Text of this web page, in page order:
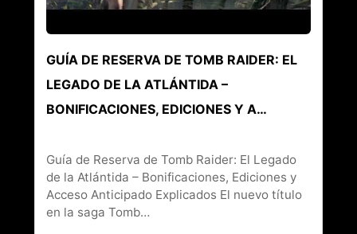
GUÍA DE RESERVA DE TOMB RAIDER: EL
LEGADO DE LA ATLÁNTIDA –
BONIFICACIONES, EDICIONES Y A…
Guía de Reserva de Tomb Raider: El Legado
de la Atlántida – Bonificaciones, Ediciones y
Acceso Anticipado Explicados El nuevo título
en la saga Tomb…